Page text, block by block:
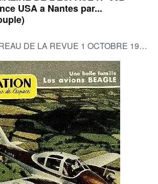
CLOSE
USA a Nantes par...
DE LA REVUE 1 OCTOBRE 1961, 1961